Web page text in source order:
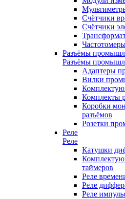
Счётчики
Счётчики
Разъёмы
Разъёмы
Адаптеры
Вилки
Комплекты
Коробки
разъёмов
Розетки
Реле
Реле
Катушки
таймеров
Реле
Реле
Реле